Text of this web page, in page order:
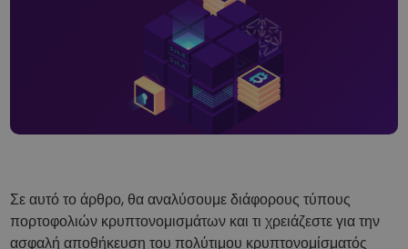
Επενδύστε έξυπνα σε κρυπτονομίσματα
Πορτοφόλι του Kriptomat
Ένα ασφαλές και απλό πορτοφόλι κρυπτονομισμάτων
Εξερεύνηση επενδύσεων
Βρες τη δική σου crypto στρατηγική
Χρηματοκιβώτιο
Αποταμιεύστε κρυπτονομίσματα για το μέλλον σας
Σε αυτό το άρθρο, θα αναλύσουμε διάφορους τύπους
πορτοφολιών κρυπτονομισμάτων και τι χρειάζεστε για την
ασφαλή αποθήκευση του πολύτιμου κρυπτονομίσματός